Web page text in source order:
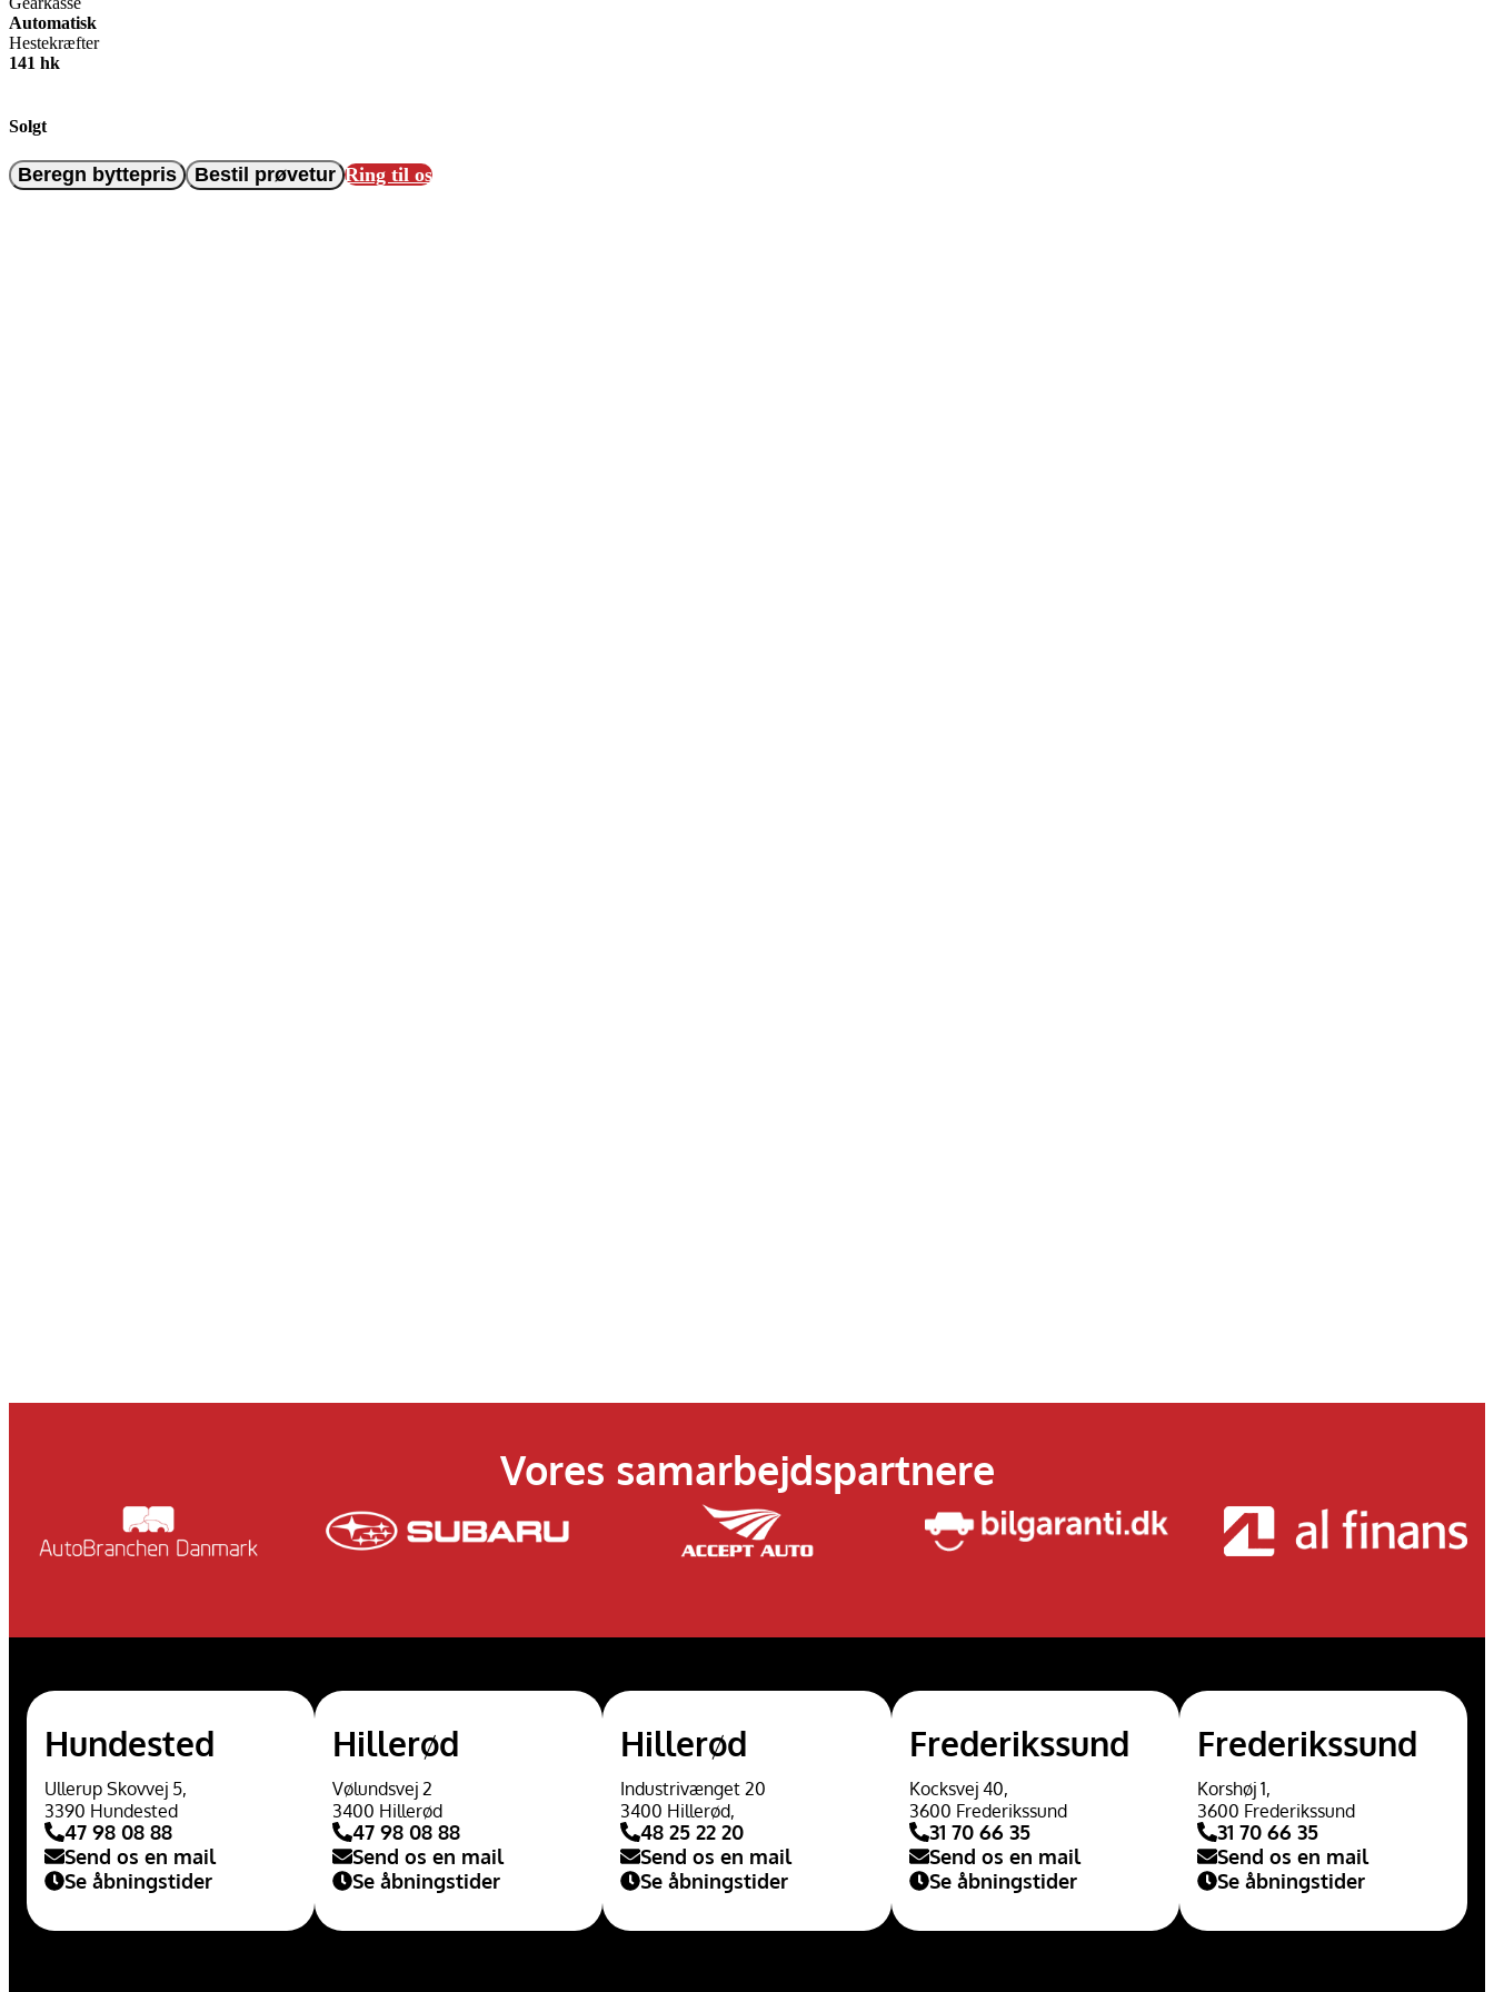
Automatisk
Hestekræfter
141 hk
Solgt
Beregn byttepris Bestil prøvetur Ring til os
Vores samarbejdspartnere
Hundested
Ullerup Skovvej 5,
3390 Hundested
47 98 08 88
Send os en mail
Se åbningstider
Hillerød
Vølundsvej 2
3400 Hillerød
47 98 08 88
Send os en mail
Se åbningstider
Hillerød
Industrivænget 20
3400 Hillerød,
48 25 22 20
Send os en mail
Se åbningstider
Frederikssund
Kocksvej 40,
3600 Frederikssund
31 70 66 35
Send os en mail
Se åbningstider
Frederikssund
Korshøj 1,
3600 Frederikssund
31 70 66 35
Send os en mail
Se åbningstider